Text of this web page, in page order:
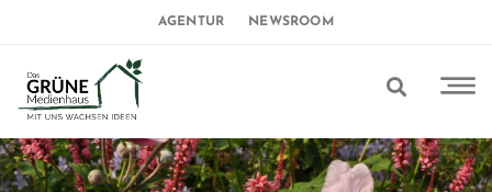
AGENTUR NEWSROOM